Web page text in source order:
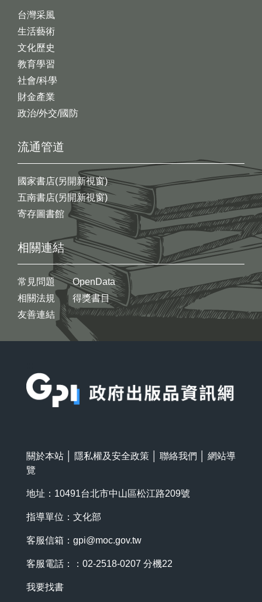
台灣采風
生活藝術
文化歷史
教育學習
社會/科學
財金產業
政治/外交/國防
流通管道
國家書店(另開新視窗)
五南書店(另開新視窗)
寄存圖書館
相關連結
常見問題
相關法規
友善連結
OpenData
得獎書目
關於本站 隱私權及安全政策 聯絡我們
網站導
覽
地址：10491台北市中山區松江路209號
指導單位：文化部
客服信箱： gpi@moc.gov.tw
客服電話：：02-2518-0207 分機22
我要找書